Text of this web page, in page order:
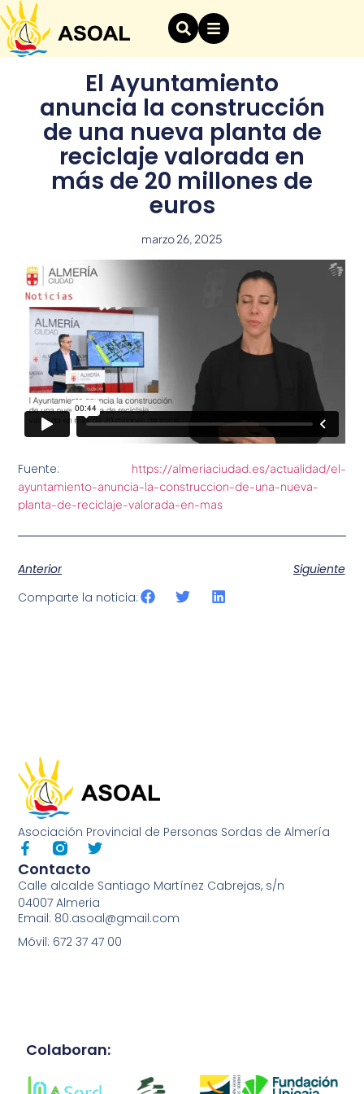
El Ayuntamiento
anuncia la construcción
de una nueva planta de
reciclaje valorada en
más de 20 millones de
euros
marzo 26, 2025
Fuente:
https://almeriaciudad.es/actualidad/el-
ayuntamiento-anuncia-la-construccion-de-una-nueva-
planta-de-reciclaje-valorada-en-mas
Anterior
Siguiente
Comparte la noticia:
Asociación Provincial de Personas Sordas de Almería
Contacto
Calle alcalde Santiago Martínez Cabrejas, s/n
04007 Almeria
Email: 80.asoal@gmail.com
Móvil: 672 37 47 00
Colaboran: